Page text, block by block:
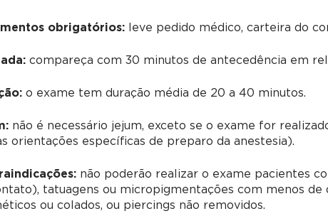
obrigatórios:leve pedido médico, carteira do
compareça com 30 minutos de antecedência em
o exame tem duração média de 20 a 40 minutos.
não é necessário jejum, exceto se o exame for
orientações específicas de preparo da anestesia).
não poderão realizar o exame pacientes
tatuagens ou micropigmentações com menos de
ou colados, ou piercings não removidos.